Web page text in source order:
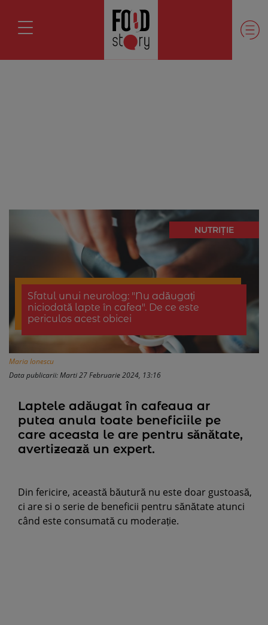
NUTRIȚIE
Sfatul unui neurolog: "Nu adăugați
niciodată lapte în cafea". De ce este
periculos acest obicei
Maria Ionescu
Data publicarii: Marti 27 Februarie 2024, 13:16
Laptele adăugat în cafeaua ar
putea anula toate beneficiile pe
care aceasta le are pentru sănătate,
avertizează un expert.
Din fericire, această băutură nu este doar gustoasă,
ci are si o serie de beneficii pentru sănătate atunci
când este consumată cu moderație.